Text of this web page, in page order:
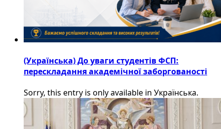
(Українська) До уваги студентів ФСП:
перескладання академічної заборгованості
Sorry, this entry is only available in Українська.